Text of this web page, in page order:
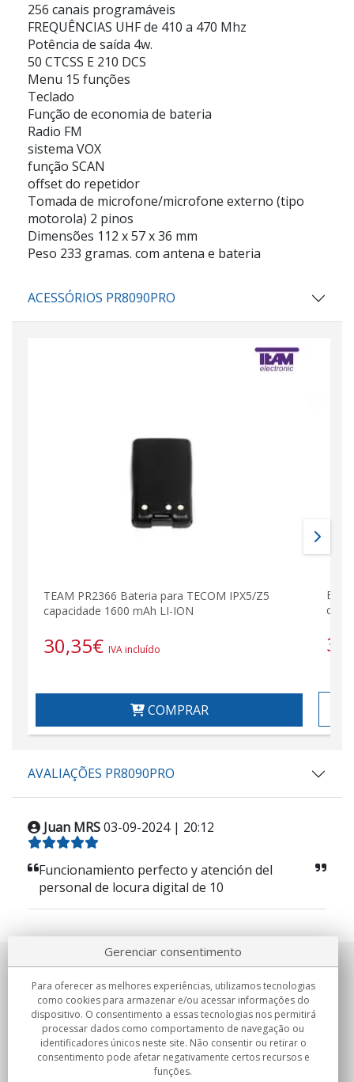
256 canais programáveis
FREQUÊNCIAS UHF de 410 a 470 Mhz
Potência de saída 4w.
50 CTCSS E 210 DCS
Menu 15 funções
Teclado
Função de economia de bateria
Radio FM
sistema VOX
função SCAN
offset do repetidor
Tomada de microfone/microfone externo (tipo
motorola) 2 pinos
Dimensões 112 x 57 x 36 mm
Peso 233 gramas. com antena e bateria
ACESSÓRIOS PR8090PRO
TEAM PR2366 Bateria para TECOM IPX5/Z5
capacidade 1600 mAh LI-ION
30,35€ IVA incluído
COMPRAR
AVALIAÇÕES PR8090PRO
Juan MRS03-09-2024 | 20:12
Funcionamiento perfecto y atención del
personal de locura digital de 10
Sobre nosotros
Compromissos
Compras
Gerenciar consentimento
Para oferecer as melhores experiências, utilizamos tecnologias
como cookies para armazenar e/ou acessar informações do
dispositivo. O consentimento a essas tecnologias nos permitirá
processar dados como comportamento de navegação ou
identificadores únicos neste site. Não consentir ou retirar o
consentimento pode afetar negativamente certos recursos e
funções.